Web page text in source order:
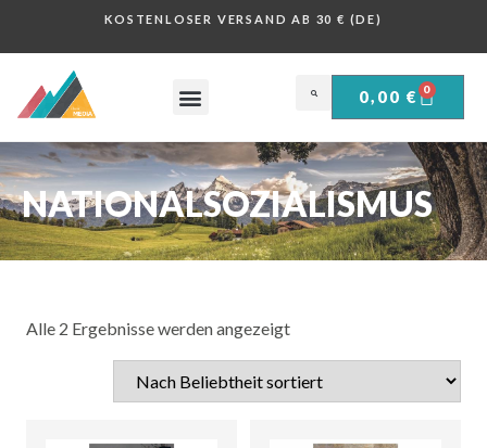
KOSTENLOSER VERSAND AB 30 € (DE)
0,00 € 0
NATIONALSOZIALISMUS
Alle 2 Ergebnisse werden angezeigt